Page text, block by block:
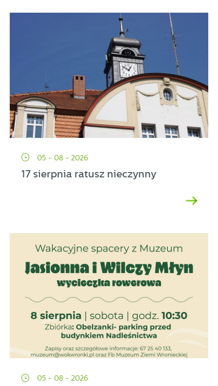
05 - 08 - 2026
17 sierpnia ratusz nieczynny
05 - 08 - 2026
w charakterze pośredników prezentujących nasze treści w
postaci wiadomości, ofert, komunikatów mediów